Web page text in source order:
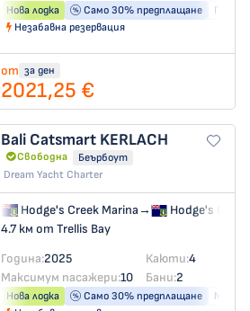
Нова лодка Само 30% предплащане
Незабавна резервация
от за ден
2021,25 €
Bali Catsmart KERLACH
Свободна
Беърбоут
Dream Yacht Charter
Hodge's Creek Marina→
Hodge's
4.7 км от Trellis Bay
Година:2025 Каюти:4
Максимум пасажери:10 Бани:2
Нова лодка Само 30% предплащане